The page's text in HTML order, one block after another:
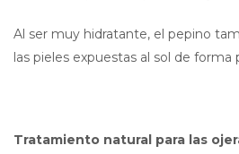
Al ser muy hidratante, el pepino
las pieles expuestas al sol de forma
Tratamiento natural para las